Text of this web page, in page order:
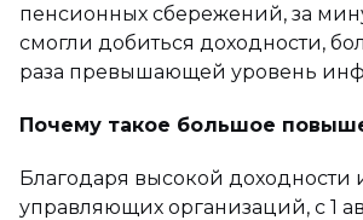
пенсионных сбережений, за
смогли добиться доходности,
раза превышающей уровень
Почему такое большое
Благодаря высокой доходности
управляющих организаций, с 1